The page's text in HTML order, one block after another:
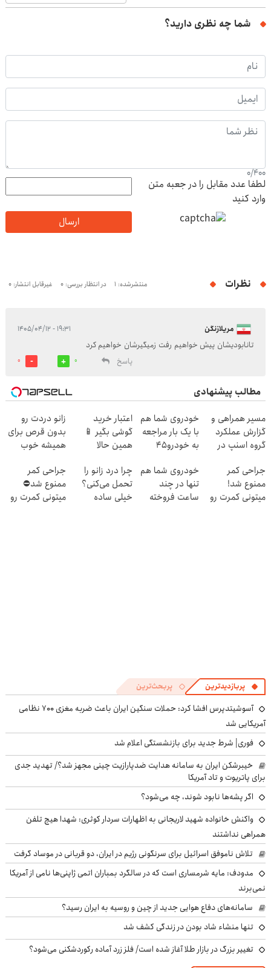
شما چه نظری دارید؟
0/400
لطفا عدد مقابل را در جعبه متن
وارد کنید
ارسال
نظرات منتشرشده: 1 در انتظار بررسی: 0 غیرقابل انتشار: 0
مریلازنگن ۱۹:۳۱ - ۱۴۰۵/۰۴/۱۲
تانابودیشان پیش خواهیم رفت زمیگیرشان خواهیم کرد
پاسخ
0
0
مطالب پیشنهادی
مسیر همراهی و
گزارش عملکرد
گروه اسنپ در
خودروی شما هم
با یک بار مراجعه
به خودرو45
شد
اعتبار خرید
گوشی بگیر 📱
همین حالا
بده 🎯
زانو دردت رو
بدون قرص برای
همیشه خوب
پرسش‌نامه)
جراحی کمر
ممنوع شد!
میتونی کمرت رو
خودروی شما هم
تنها در چند
ساعت فروخته
چرا درد زانو را
تحمل می‌کنی؟
خیلی ساده
جراحی کمر
ممنوع شد⛔
میتونی کمرت رو
پربازدیدترین پربحث‌ترین
آسوشیتدپرس افشا کرد: حملات سنگین ایران باعث ضربه مغزی ۷۰۰ نظامی
آمریکایی شد
فوری| شرط جدید برای بازنشستگی اعلام شد
خیبرشکن ایران به سامانه هدایت ضدپارازیت چینی مجهز شد؟/ تهدید جدی
برای پاتریوت و تاد آمریکا
اگر پشه‌ها نابود شوند، چه می‌شود؟
واکنش خانواده شهید لاریجانی به اظهارات سردار کوثری: شهدا هیچ تلفن
همراهی نداشتند
تلاش ناموفق اسرائیل برای سرنگونی رژیم در ایران، دو قربانی در موساد گرفت
مدودف: مایه شرمساری است که در سالگرد بمباران اتمی ژاپنی‌ها نامی از آمریکا
نمی‌برند
سامانه‌های دفاع هوایی جدید از چین و روسیه به ایران رسید؟
تنها منشاء شاد بودن در زندگی کشف شد
تغییر بزرگ در بازار طلا آغاز شده است/ فلز زرد آماده رکوردشکنی می‌شود؟